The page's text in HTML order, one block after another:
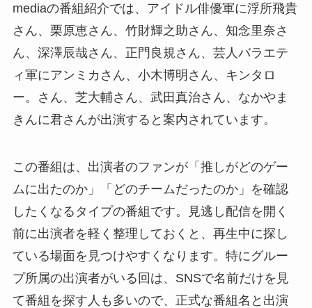
mediaの番組紹介では、アイドル俳優軍に浮所飛貴
さん、栗原恵さん、竹財輝之助さん、知念里奈さ
ん、深澤辰哉さん、正門良規さん、芸人バラエテ
ィ軍にアンミカさん、小木博明さん、キンタロ
ー。さん、芝大輔さん、武田真治さん、なかやま
きんに君さんが出演すると案内されています。
この番組は、出演者のファンが「推しがどのゲー
ムに出たのか」「どのチームだったのか」を確認
したくなるタイプの番組です。見逃し配信を開く
前に出演者を軽く整理しておくと、再生中に探し
ている場面を見つけやすくなります。特にグルー
プ所属の出演者がいる回は、SNSで名前だけを見
て番組を探す人も多いので、正式な番組名と出演